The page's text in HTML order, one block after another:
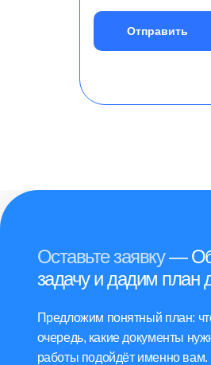
Отправить
Оставьте заявку—
задачу и дадим план
Предложим понятный план:
очередь, какие документы
работы подойдёт именно вам.